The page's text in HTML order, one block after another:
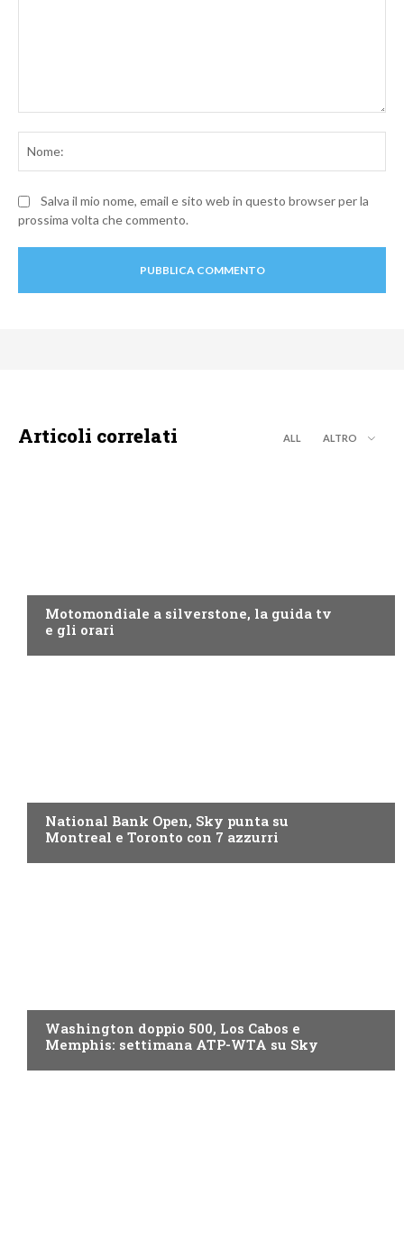
Salva il mio nome, email e sito web in questo browser per la
prossima volta che commento.
Articoli correlati ALL ALTRO
Motomondiale a silverstone, la guida tv
e gli orari
National Bank Open, Sky punta su
Montreal e Toronto con 7 azzurri
Washington doppio 500, Los Cabos e
Memphis: settimana ATP-WTA su Sky